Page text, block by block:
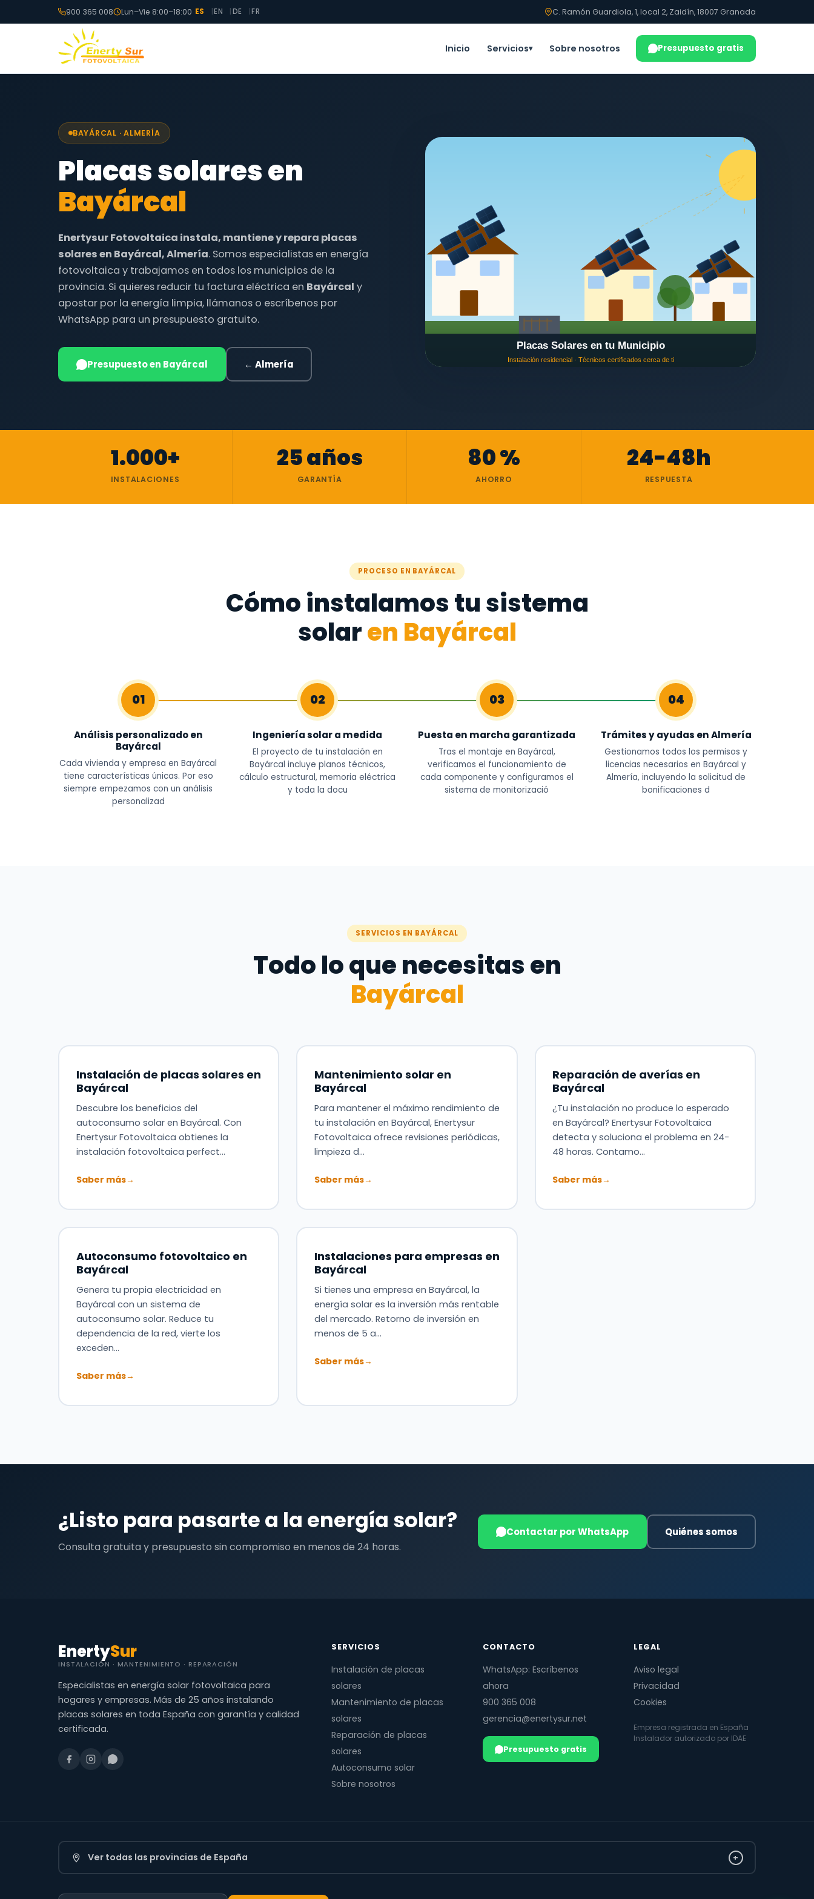
900 365 008 Lun–Vie 8:00–18:00 ES EN DE FR C. Ramón Guardiola, 1, local 2, Zaidín, 18007 Granada
Inicio Servicios▾ Sobre nosotros Presupuesto gratis
BAYÁRCAL · ALMERÍA
Placas solares en
Bayárcal
Enertysur Fotovoltaica instala, mantiene y repara placas
solares en Bayárcal, Almería. Somos especialistas en energía
fotovoltaica y trabajamos en todos los municipios de la
provincia. Si quieres reducir tu factura eléctrica en Bayárcal y
apostar por la energía limpia, llámanos o escríbenos por
WhatsApp para un presupuesto gratuito.
Presupuesto en Bayárcal ← Almería
1.000+
INSTALACIONES
25 años
GARANTÍA
80 %
AHORRO
24-48h
RESPUESTA
PROCESO EN BAYÁRCAL
Cómo instalamos tu sistema
solaren Bayárcal
01
Análisis personalizado en
Bayárcal
Cada vivienda y empresa en Bayárcal
tiene características únicas. Por eso
siempre empezamos con un análisis
personalizad
02
Ingeniería solar a medida
El proyecto de tu instalación en
Bayárcal incluye planos técnicos,
cálculo estructural, memoria eléctrica
y toda la docu
03
Puesta en marcha garantizada
Tras el montaje en Bayárcal,
verificamos el funcionamiento de
cada componente y configuramos el
sistema de monitorizació
04
Trámites y ayudas en Almería
Gestionamos todos los permisos y
licencias necesarios en Bayárcal y
Almería, incluyendo la solicitud de
bonificaciones d
SERVICIOS EN BAYÁRCAL
Todo lo que necesitas en
Bayárcal
Instalación de placas solares en
Bayárcal
Descubre los beneficios del
autoconsumo solar en Bayárcal. Con
Enertysur Fotovoltaica obtienes la
instalación fotovoltaica perfect…
Saber más→
Mantenimiento solar en
Bayárcal
Para mantener el máximo rendimiento de
tu instalación en Bayárcal, Enertysur
Fotovoltaica ofrece revisiones periódicas,
limpieza d…
Saber más→
Reparación de averías en
Bayárcal
¿Tu instalación no produce lo esperado
en Bayárcal? Enertysur Fotovoltaica
detecta y soluciona el problema en 24-
48 horas. Contamo…
Saber más→
Autoconsumo fotovoltaico en
Bayárcal
Genera tu propia electricidad en
Bayárcal con un sistema de
autoconsumo solar. Reduce tu
dependencia de la red, vierte los
exceden…
Saber más→
Instalaciones para empresas en
Bayárcal
Si tienes una empresa en Bayárcal, la
energía solar es la inversión más rentable
del mercado. Retorno de inversión en
menos de 5 a…
Saber más→
¿Listo para pasarte a la energía solar?
Consulta gratuita y presupuesto sin compromiso en menos de 24 horas.
Contactar por WhatsApp Quiénes somos
EnertySur
INSTALACIÓN · MANTENIMIENTO · REPARACIÓN
Especialistas en energía solar fotovoltaica para
hogares y empresas. Más de 25 años instalando
placas solares en toda España con garantía y calidad
certificada.
SERVICIOS
Instalación de placas
solares
Mantenimiento de placas
solares
Reparación de placas
solares
Autoconsumo solar
Sobre nosotros
CONTACTO
WhatsApp: Escríbenos
ahora
900 365 008
gerencia@enertysur.net
Presupuesto gratis
LEGAL
Aviso legal
Privacidad
Cookies
Empresa registrada en España
Instalador autorizado por IDAE
Ver todas las provincias de España +